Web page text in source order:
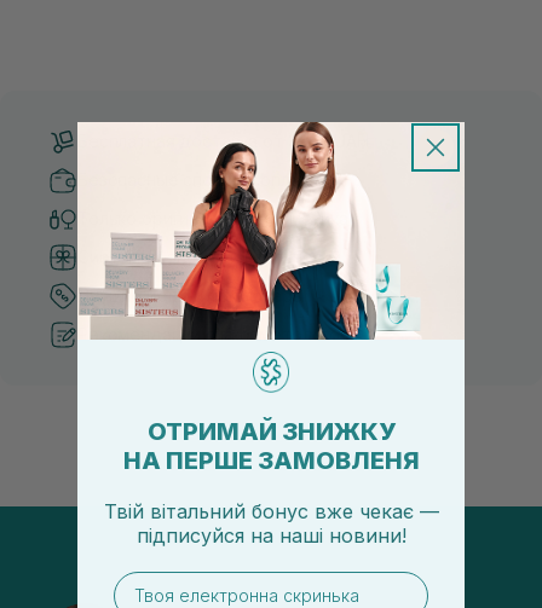
Бесплатная доставка от 3000 UAH
Безопасные способы оплаты
Только оригинальная косметика
Система бонусов и лояльности
Лучшие цены и топ товары
Рекомендации от косметологов
ОТРИМАЙ ЗНИЖКУ
НА ПЕРШЕ ЗАМОВЛЕНЯ
Твій вітальний бонус вже чекає —
підписуйся на наші новини!
email